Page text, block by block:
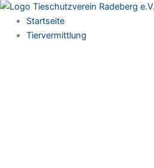
Startseite
Tiervermittlung